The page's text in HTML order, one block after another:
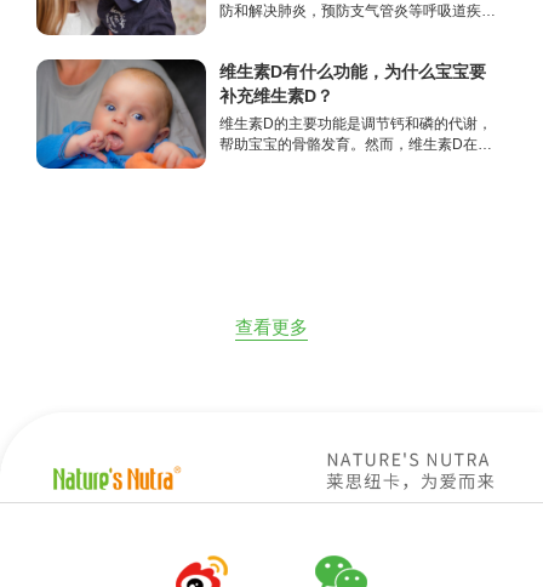
防和解决肺炎，预防支气管炎等呼吸道疾
维生素D有什么功能，为什么宝宝要
补充维生素D？
维生素D的主要功能是调节钙和磷的代谢，
帮助宝宝的骨骼发育。然而，维生素D在改
查看更多